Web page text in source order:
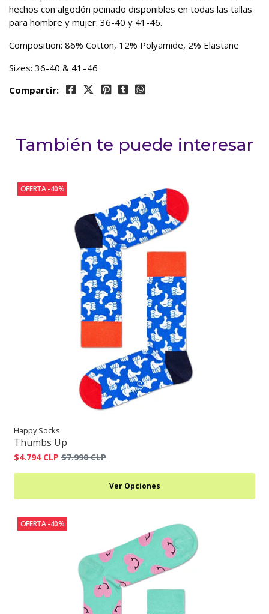
hechos con algodón peinado disponibles en todas las tallas
para hombre y mujer: 36-40 y 41-46.
Composition: 86% Cotton, 12% Polyamide, 2% Elastane
Sizes: 36-40 & 41–46
Compartir:
También te puede interesar
OFERTA -40%
Happy Socks
Thumbs Up
$4.794 CLP $7.990 CLP
Ver Opciones
OFERTA -40%